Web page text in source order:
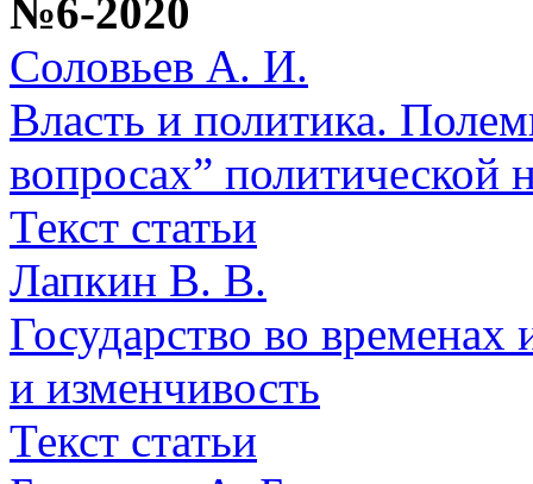
№6-2020
Соловьев А. И.
Власть и политика.
вопросах” политической
Текст статьи
Лапкин В. В.
Государство во временах
и изменчивость
Текст статьи